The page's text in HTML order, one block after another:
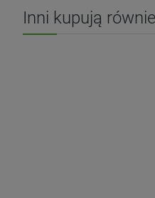
Inni kupują